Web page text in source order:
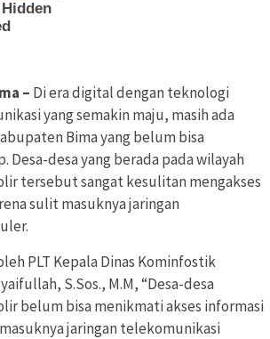
– Di era digital dengan teknologi
yang semakin maju, masih ada
Bima yang belum bisa
Desa-desa yang berada pada wilayah
tersebut sangat kesulitan mengakses
sulit masuknya jaringan
PLT Kepala Dinas Kominfostik
S.Sos., M.M, “Desa-desa
belum bisa menikmati akses informasi
jaringan telekomunikasi